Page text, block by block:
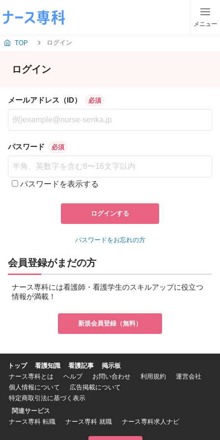
メニュー
TOP ログイン
ログイン
メールアドレス（ID） 必須
パスワード 必須
パスワードを表示する
ログインする
パスワードをお忘れの方
会員登録がまだの方
ナース専科には看護師・看護学生のスキルアップに役立つ
情報が満載！
新規会員登録（無料）
トップ 看護知識 看護記事
掲示板
ナース専科とは
ヘルプ お問い合わせ 利用規約
運営会社
個人情報について
広告掲載について
特定商取引法に基づく表示
関連サービス
ナース専科 転職
ナース専科 就職 ナース専科求人ナビ